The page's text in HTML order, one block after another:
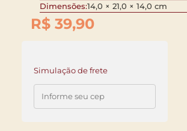
Dimensões:14,0 × 21,0 × 14,0 cm
R$ 39,90
Simulação de frete